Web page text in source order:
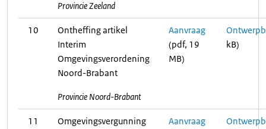
Provincie Zeeland
10
Ontheffing artikel
Interim
Omgevingsverordening
Noord-Brabant
Provincie Noord-Brabant
Aanvraag
(pdf, 19
MB)
kB)
11 Omgevingsvergunning
Aanvraag